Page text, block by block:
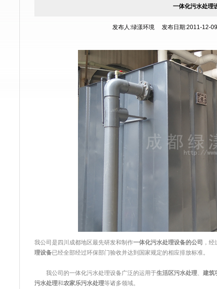
一体化污水处理
发布人:绿漾环境 发布日期:2011-12-
我公司是四川成都地区最先研发和制作一体化污水处理设备的公司 ，
理设备已经全部经过环保部门验收并达到国家规定的相应排放标准。
我公司的一体化污水处理设备广泛的运用于生活区污水处理、 建筑
污水处理和农家乐污水处理等诸多领域。